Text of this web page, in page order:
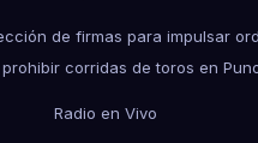
de firmas para impulsar
corridas de toros en
Radio en Vivo